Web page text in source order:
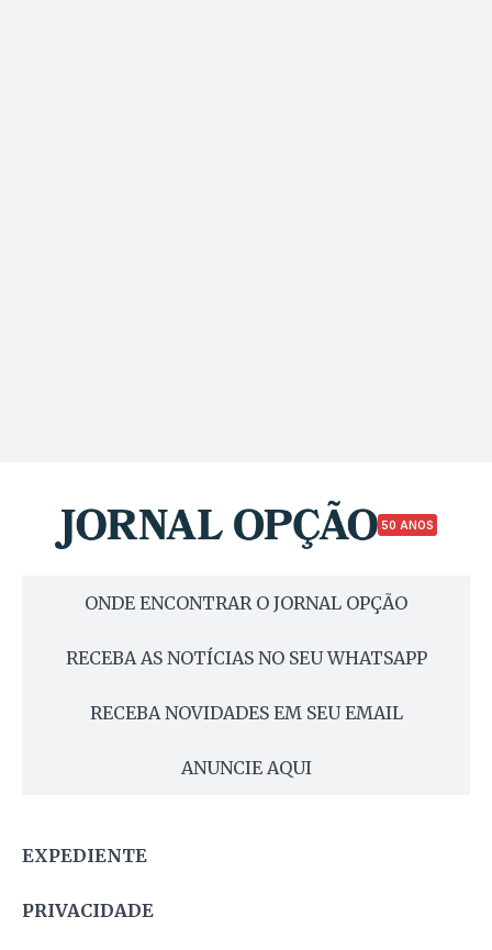
50 ANOS
ONDE ENCONTRAR O JORNAL OPÇÃO
RECEBA AS NOTÍCIAS NO SEU WHATSAPP
RECEBA NOVIDADES EM SEU EMAIL
ANUNCIE AQUI
EXPEDIENTE
PRIVACIDADE